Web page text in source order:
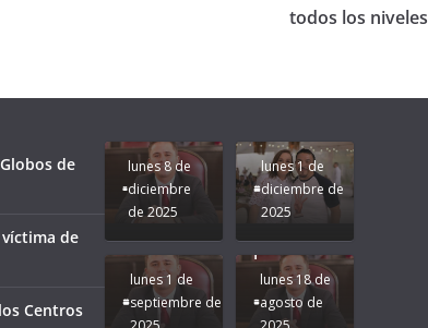
todos los niveles
de
de
Centros
lunes 8 de
diciembre
de 2025
lunes 1 de
diciembre de
2025
Apoyo y
Seguimos la
Ruta que
Marca
Nuestra
Rocío Nahle.
lunes 1 de
septiembre de
Pongamos
de moda;
San
Andrés
Tuxtla
presente.
lunes 18 de
agosto de